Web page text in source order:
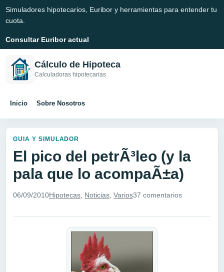
Simuladores hipotecarios, Euribor y herramientas para entender tu
cuota.
Consultar Euribor actual
Cálculo de Hipoteca
Calculadoras hipotecarias
Inicio Sobre Nosotros
GUIA Y SIMULADOR
El pico del petrÃ³leo (y la
pala que lo acompaÃ±a)
06/09/2010Hipotecas Noticias Varios37 comentarios